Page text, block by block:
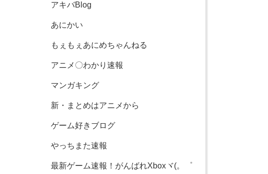
アキバBlog
あにかい
もぇもぇあにめちゃんねる
アニメ〇わかり速報
マンガキング
新・まとめはアニメから
ゲーム好きブログ
やっちまた速報
最新ゲーム速報！がんばれXboxヾ(。゜